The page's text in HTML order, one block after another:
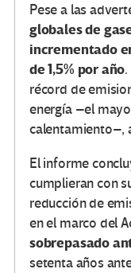
Pese a las
globales de
incrementado
de 1,5% por año
récord de
energía –el
calentamiento–,
El informe
cumplieran con
reducción de
en el marco del
sobrepasado
setenta años